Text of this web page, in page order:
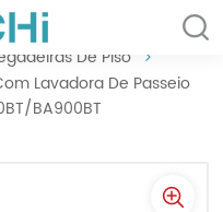
De Piso
Lavadora De Passeio
BA900BT